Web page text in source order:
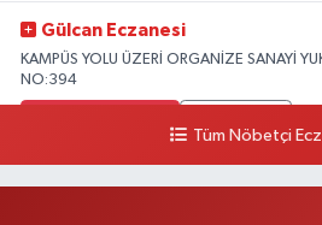
Gülcan Eczanesi
KAMPÜS YOLU ÜZERİ ORGANİZE SANAYİ
NO:394
Tüm Nöbetçi